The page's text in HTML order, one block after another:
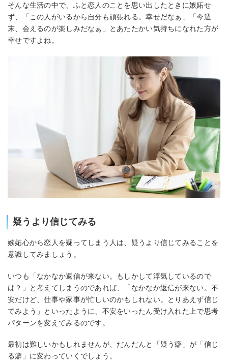
そんな生活の中で、ふと恋人のことを思い出したときに嫉妬せ
ず、「この人がいるから自分も頑張れる。幸せだなぁ」「今週
末、会えるのが楽しみだなぁ」とあたたかい気持ちになれた方が
幸せですよね。
疑うより信じてみる
嫉妬心から恋人を疑ってしまう人は、疑うより信じてみることを
意識してみましょう。
いつも「なかなか返信が来ない。もしかして浮気しているので
は？」と考えてしまうのであれば、「なかなか返信が来ない。不
安だけど、仕事や家事が忙しいのかもしれない。とりあえず信じ
てみよう」といったように、不安をいったん受け入れた上で思考
パターンを変えてみるのです。
最初は難しいかもしれませんが、だんだんと「疑う癖」が「信じ
る癖」に変わっていくでしょう。